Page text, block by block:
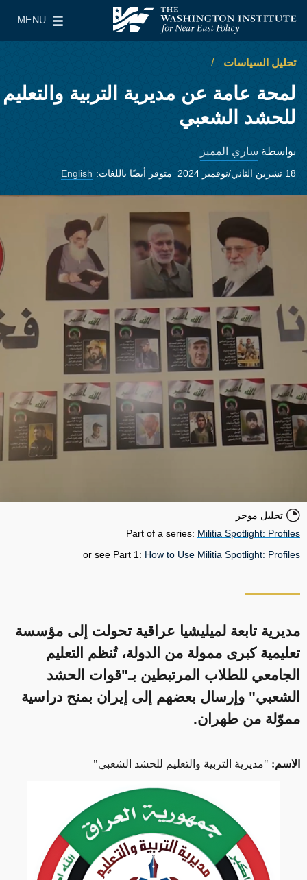
معهد واشنطن لسياسات الشرق الأدنى
MENU
Main Menu
تحليل السياسات
لمحة عامة عن مديرية التربية والتعليم
للحشد الشعبي
بواسطة ساري المميز
18 تشرين الثاني/نوفمبر 2024 متوفر أيضًا باللغات: English
تحليل موجز
Part of a series: Militia Spotlight: Profiles
or see Part 1: How to Use Militia Spotlight: Profiles
مديرية تابعة لميليشيا عراقية تحولت إلى مؤسسة
تعليمية كبرى ممولة من الدولة، تُنظم التعليم
الجامعي للطلاب المرتبطين بـ"قوات الحشد
الشعبي" وإرسال بعضهم إلى إيران بمنح دراسية
مموّلة من طهران.
الاسم: "مديرية التربية والتعليم للحشد الشعبي"